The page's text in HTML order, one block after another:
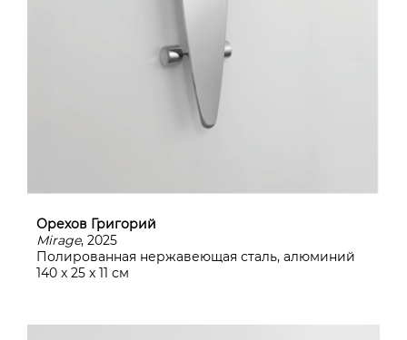
Орехов Григорий
Mirage, 2025
Полированная нержавеющая сталь, алюминий
140 x 25 x 11 см